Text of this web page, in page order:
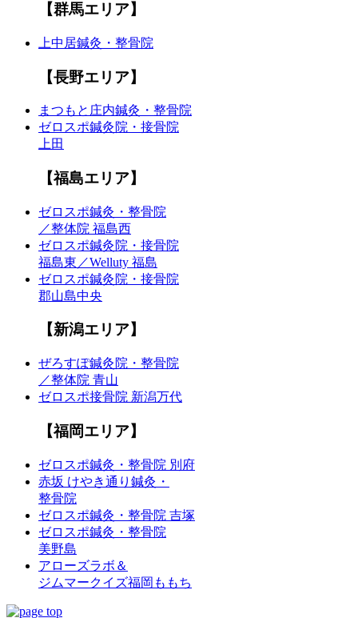
【群馬エリア】
上中居鍼灸・整骨院
【長野エリア】
まつもと庄内鍼灸・整骨院
ゼロスポ鍼灸院・接骨院
上田
【福島エリア】
ゼロスポ鍼灸・整骨院
／整体院 福島西
ゼロスポ鍼灸院・接骨院
福島東／Welluty 福島
ゼロスポ鍼灸院・接骨院
郡山島中央
【新潟エリア】
ぜろすぽ鍼灸院・整骨院
／整体院 青山
ゼロスポ接骨院 新潟万代
【福岡エリア】
ゼロスポ鍼灸・整骨院 別府
赤坂 けやき通り鍼灸・
整骨院
ゼロスポ鍼灸・整骨院 吉塚
ゼロスポ鍼灸・整骨院
美野島
アローズラボ＆
ジムマークイズ福岡ももち